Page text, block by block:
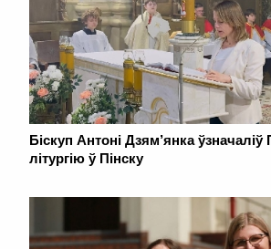
Біскуп Антоні Дзям’янка
літургію ў Пінску